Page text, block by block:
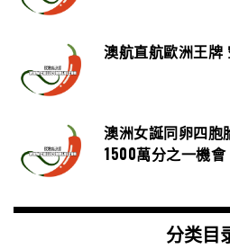
澳航直航歐洲王牌
澳洲女誕同卵四胞
1500萬分之一機會
分类目